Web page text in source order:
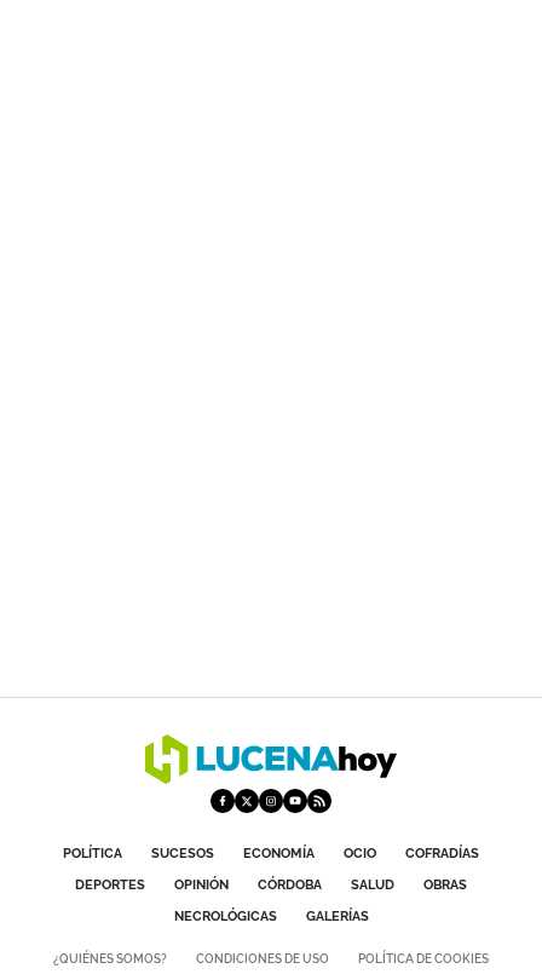
POLÍTICA SUCESOS ECONOMÍA OCIO
COFRADÍAS
DEPORTES
OPINIÓN CÓRDOBA SALUD
OBRAS
NECROLÓGICAS
GALERÍAS
¿QUIÉNES SOMOS? CONDICIONES DE USO POLÍTICA DE COOKIES